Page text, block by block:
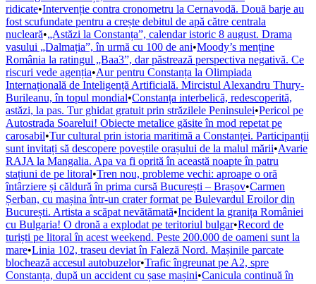
ridicate•Intervenție contra cronometru la Cernavodă. Două barje au
fost scufundate pentru a crește debitul de apă către centrala
nucleară•„Astăzi la Constanța”, calendar istoric 8 august. Drama
vasului „Dalmația”, în urmă cu 100 de ani•Moody’s menține
România la ratingul „Baa3”, dar păstrează perspectiva negativă. Ce
riscuri vede agenția•Aur pentru Constanța la Olimpiada
Internațională de Inteligență Artificială. Mircistul Alexandru Thury-
Burileanu, în topul mondial•Constanța interbelică, redescoperită,
astăzi, la pas. Tur ghidat gratuit prin străzilele Peninsulei•Pericol pe
Autostrada Soarelui! Obiecte metalice găsite în mod repetat pe
carosabil•Tur cultural prin istoria maritimă a Constanței. Participanții
sunt invitați să descopere poveștile orașului de la malul mării•Avarie
RAJA la Mangalia. Apa va fi oprită în această noapte în patru
stațiuni de pe litoral•Tren nou, probleme vechi: aproape o oră
întârziere și căldură în prima cursă București – Brașov•Carmen
Șerban, cu mașina într-un crater format pe Bulevardul Eroilor din
București. Artista a scăpat nevătămată•Incident la granița României
cu Bulgaria! O dronă a explodat pe teritoriul bulgar•Record de
turiști pe litoral în acest weekend. Peste 200.000 de oameni sunt la
mare•Linia 102, traseu deviat în Faleză Nord. Mașinile parcate
blochează accesul autobuzelor•Trafic îngreunat pe A2, spre
Constanța, după un accident cu șase mașini•Canicula continuă în